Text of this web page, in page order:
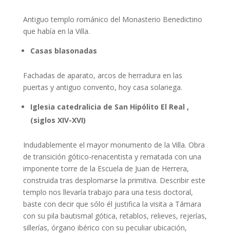
Antiguo templo románico del Monasterio Benedictino
que había en la Villa.
Casas blasonadas
Fachadas de aparato, arcos de herradura en las
puertas y antiguo convento, hoy casa solariega.
Iglesia catedralicia de San Hipólito El Real ,
(siglos XIV-XVI)
Indudablemente el mayor monumento de la Villa. Obra
de transición gótico-renacentista y rematada con una
imponente torre de la Escuela de Juan de Herrera,
construida tras desplomarse la primitiva. Describir este
templo nos llevaría trabajo para una tesis doctoral,
baste con decir que sólo él justifica la visita a Támara
con su pila bautismal gótica, retablos, relieves, rejerías,
sillerías, órgano ibérico con su peculiar ubicación,